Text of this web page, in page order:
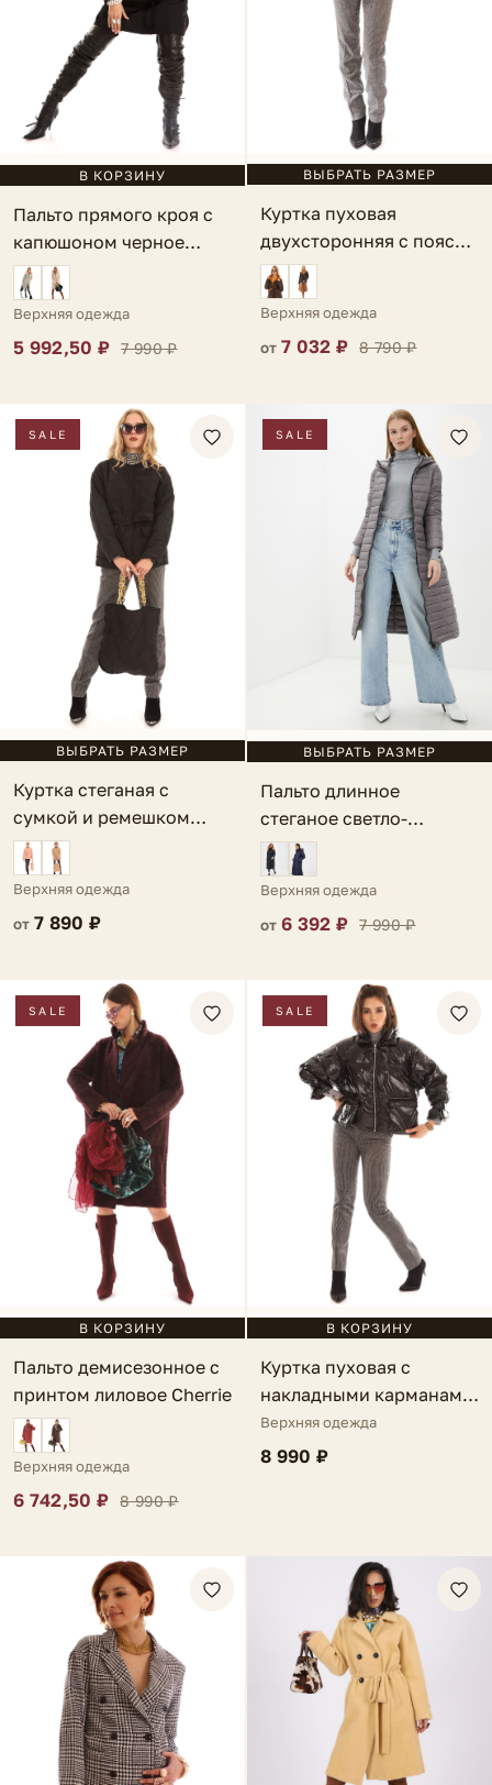
В КОРЗИНУ
Пальто прямого кроя с
капюшоном черное
Civilie
Верхняя одежда
5 992,50 ₽ 7 990 ₽
ВЫБРАТЬ РАЗМЕР
Куртка пуховая
двухсторонняя с поясом
темно-зеленая Creta
Верхняя одежда
от 7 032 ₽ 8 790 ₽
SALE
ВЫБРАТЬ РАЗМЕР
Куртка стеганая с
сумкой и ремешком
черная Lauria
Верхняя одежда
от 7 890 ₽
SALE
ВЫБРАТЬ РАЗМЕР
Пальто длинное
стеганое светло-
фиолетовое Alpino
Верхняя одежда
от 6 392 ₽ 7 990 ₽
SALE
В КОРЗИНУ
Пальто демисезонное с
принтом лиловое Cherrie
Верхняя одежда
6 742,50 ₽ 8 990 ₽
SALE
В КОРЗИНУ
Куртка пуховая с
накладными карманами
черная Amantea
Верхняя одежда
8 990 ₽